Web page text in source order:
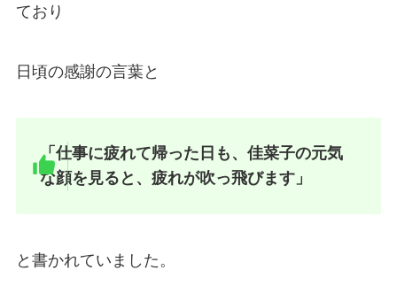
ており
日頃の感謝の言葉と
「仕事に疲れて帰った日も、佳菜子の元気
な顔を見ると、疲れが吹っ飛びます」
と書かれていました。